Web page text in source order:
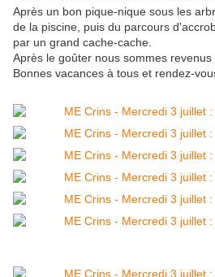
Après un bon pique-nique sous les
de la piscine, puis du parcours
par un grand cache-cache.
Après le goûter nous sommes revenus
Bonnes vacances à tous et rendez-